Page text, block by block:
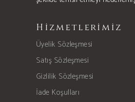
Hizmetlerimiz
Üyelik Sözleşmesi
Satış Sözleşmesi
Gizlilik Sözleşmesi
İade Koşulları